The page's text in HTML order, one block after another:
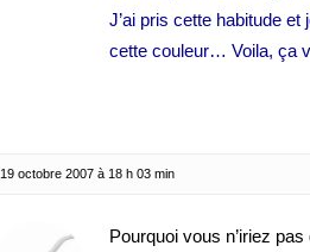
J’ai pris cette habitude
cette couleur… Voila, ça
19 octobre 2007 à 18 h 03 min
Pourquoi vous n’iriez